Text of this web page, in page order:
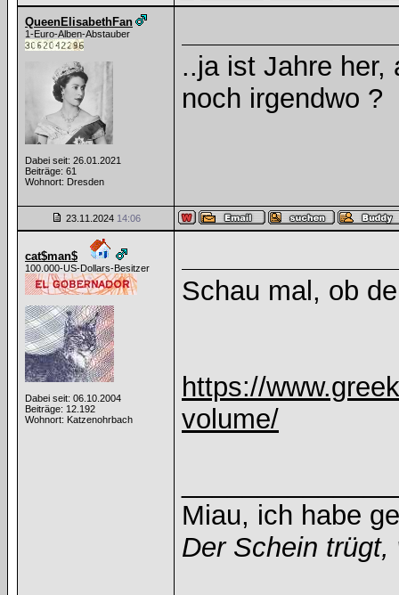
QueenElisabethFan
1-Euro-Alben-Abstauber
Dabei seit: 26.01.2021
Beiträge: 61
Wohnort: Dresden
..ja ist Jahre her,
noch irgendwo ?
23.11.2024 14:06
cat$man$
100.000-US-Dollars-Besitzer
Dabei seit: 06.10.2004
Beiträge: 12.192
Wohnort: Katzenohrbach
Schau mal, ob
https://
volume/
Miau, ich habe
Der Schein